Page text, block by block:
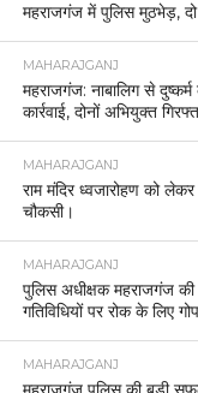
महराजगंज में पुलिस मुठभेड़, दो
MAHARAJGANJ
महराजगंज: नाबालिग से
कार्रवाई, दोनों अभियुक्त
MAHARAJGANJ
राम मंदिर ध्वजारोहण को
चौकसी।
MAHARAJGANJ
पुलिस अधीक्षक महराजगंज
गतिविधियों पर रोक के लिए
MAHARAJGANJ